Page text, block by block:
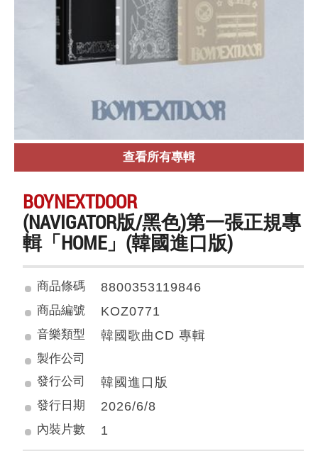
查看所有專輯
BOYNEXTDOOR
(NAVIGATOR版/黑色)第一張正規專
輯「HOME」(韓國進口版)
商品條碼 8800353119846
商品編號 KOZ0771
音樂類型 韓國歌曲CD 專輯
製作公司
發行公司
韓國進口版
發行日期 2026/6/8
內裝片數 1